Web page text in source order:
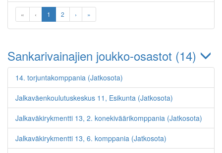
« ‹ 1 2 › »
Sankarivainajien joukko-osastot (14)
14. torjuntakomppania (Jatkosota)
Jalkaväenkoulutuskeskus 11, Esikunta (Jatkosota)
Jalkaväkirykmentti 13, 2. konekiväärikomppania (Jatkosota)
Jalkaväkirykmentti 13, 6. komppania (Jatkosota)